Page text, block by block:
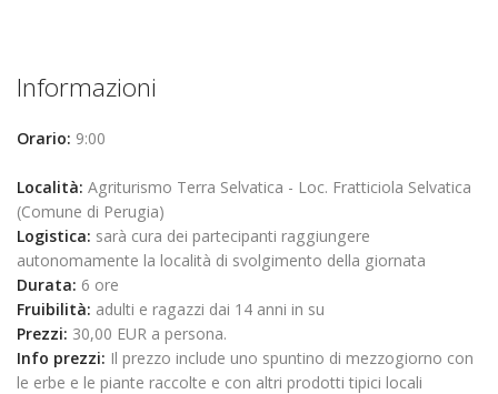
Informazioni
Orario: 9:00
Località: Agriturismo Terra Selvatica - Loc. Fratticiola Selvatica
(Comune di Perugia)
Logistica: sarà cura dei partecipanti raggiungere
autonomamente la località di svolgimento della giornata
Durata: 6 ore
Fruibilità: adulti e ragazzi dai 14 anni in su
Prezzi: 30,00 EUR a persona.
Info prezzi: Il prezzo include uno spuntino di mezzogiorno con
le erbe e le piante raccolte e con altri prodotti tipici locali